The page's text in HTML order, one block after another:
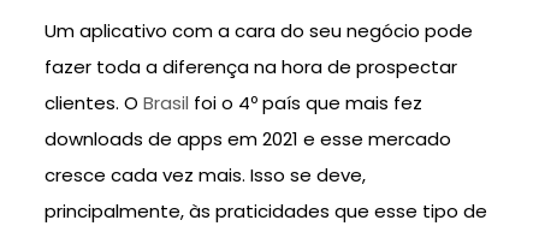
Um aplicativo com a cara do seu negócio pode
fazer toda a diferença na hora de prospectar
clientes. OBrasil foi o 4º país que mais fez
downloads de apps em 2021 e esse mercado
cresce cada vez mais. Isso se deve,
principalmente, às praticidades que esse tipo de